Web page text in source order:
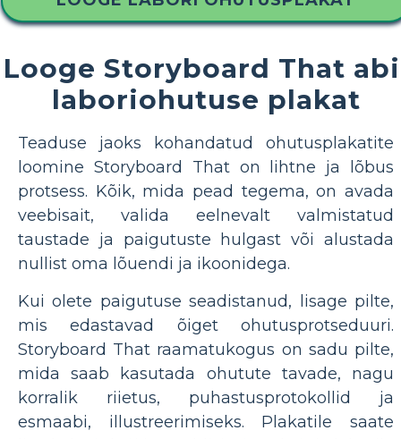
Looge Storyboard That
laboriohutuse plakat
Teaduse jaoks kohandatud ohutusplakatite
loomine Storyboard That on lihtne ja lõbus
protsess. Kõik, mida pead tegema, on avada
veebisait, valida eelnevalt valmistatud
taustade ja paigutuste hulgast või alustada
nullist oma lõuendi ja ikoonidega.
Kui olete paigutuse seadistanud, lisage pilte,
mis edastavad õiget ohutusprotseduuri.
Storyboard That raamatukogus on sadu pilte,
mida saab kasutada ohutute tavade, nagu
korralik riietus, puhastusprotokollid ja
esmaabi, illustreerimiseks. Plakatile saate